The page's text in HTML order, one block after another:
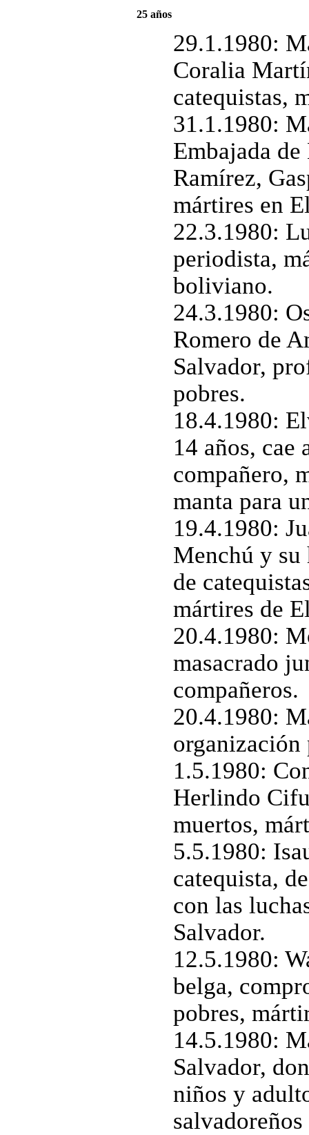
25 años
29.1.1980:
Coralia
catequistas,
31.1.1980:
Embajada
Ramírez,
mártires en
22.3.1980:
periodista,
boliviano.
24.3.1980:
Romero de
Salvador,
pobres.
18.4.1980:
14 años, cae
compañero,
manta para
19.4.1980:
Menchú y
de
mártires de
20.4.1980:
masacrado
compañeros.
20.4.1980:
organización
1.5.1980:
Herlindo
muertos,
5.5.1980:
catequista,
con las
Salvador.
12.5.1980:
belga,
pobres,
14.5.1980:
Salvador,
niños y